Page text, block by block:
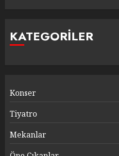
KATEGORILER
Konser
Tiyatro
Mekanlar